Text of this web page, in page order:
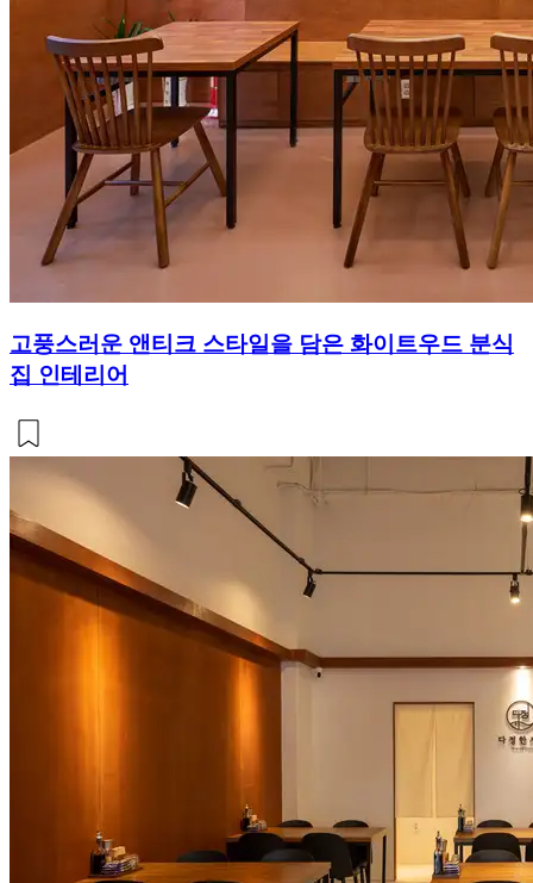
고풍스러운 앤티크 스타일을 담은 화이트우드 분식
집 인테리어